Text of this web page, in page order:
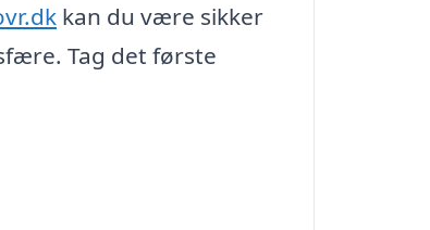
kan du være sikker
Tag det første